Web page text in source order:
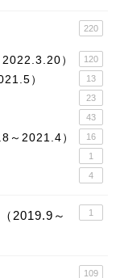
220
） 120
） 13
23
43
～2021.4） 16
1
4
2019.9～
1
109